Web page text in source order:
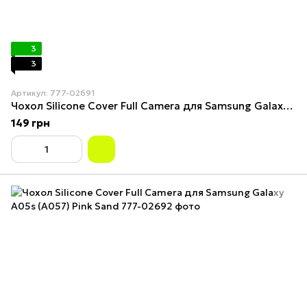
3
3
Артикул: 777-02691
Чохол Silicone Cover Full Camera для Samsung Galaxy A05s (A057) Red
149 грн